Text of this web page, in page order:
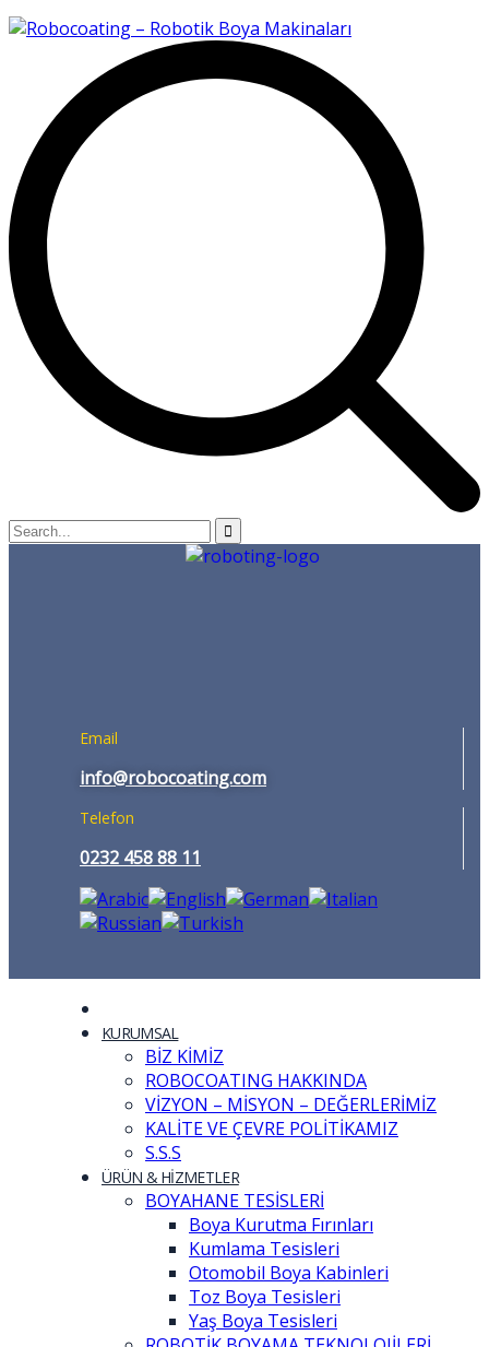
Email
info@robocoating.com
Telefon
0232 458 88 11
KURUMSAL
BİZ KİMİZ
ROBOCOATING HAKKINDA
VİZYON – MİSYON – DEĞERLERİMİZ
KALİTE VE ÇEVRE POLİTİKAMIZ
S.S.S
ÜRÜN & HİZMETLER
BOYAHANE TESİSLERİ
Boya Kurutma Fırınları
Kumlama Tesisleri
Otomobil Boya Kabinleri
Toz Boya Tesisleri
Yaş Boya Tesisleri